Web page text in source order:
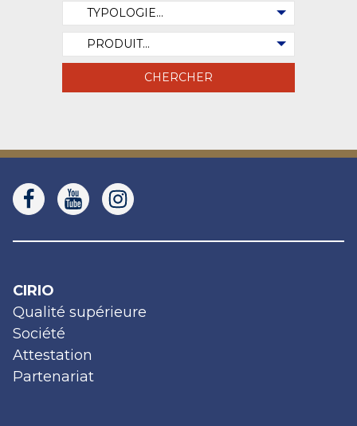
Typologie des recettes
Produit d'occasion
CIRIO
Qualité supérieure
Société
Attestation
Partenariat